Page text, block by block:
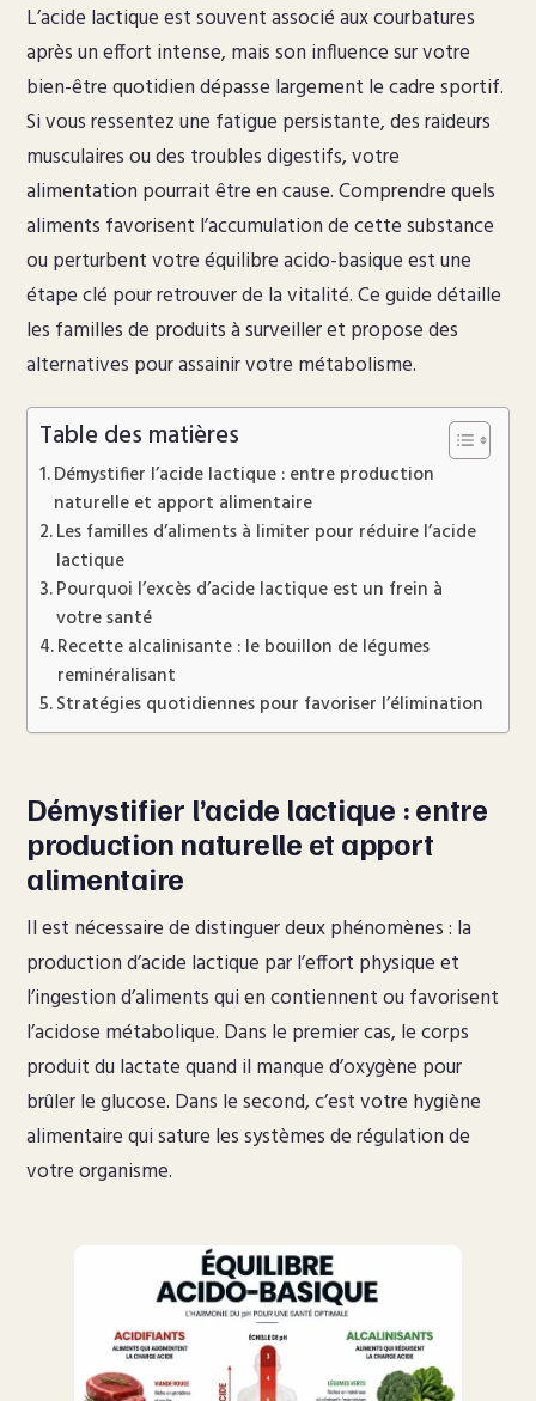
L’acide lactique est souvent associé aux courbatures
après un effort intense, mais son influence sur votre
bien-être quotidien dépasse largement le cadre sportif.
Si vous ressentez une fatigue persistante, des raideurs
musculaires ou des troubles digestifs, votre
alimentation pourrait être en cause. Comprendre quels
aliments favorisent l’accumulation de cette substance
ou perturbent votre équilibre acido-basique est une
étape clé pour retrouver de la vitalité. Ce guide détaille
les familles de produits à surveiller et propose des
alternatives pour assainir votre métabolisme.
Table des matières
Démystifier l’acide lactique : entre production
naturelle et apport alimentaire
Les familles d’aliments à limiter pour réduire l’acide
lactique
Pourquoi l’excès d’acide lactique est un frein à
votre santé
Recette alcalinisante : le bouillon de légumes
reminéralisant
Stratégies quotidiennes pour favoriser l’élimination
Démystifier l’acide lactique : entre
production naturelle et apport
alimentaire
Il est nécessaire de distinguer deux phénomènes : la
production d’acide lactique par l’effort physique et
l’ingestion d’aliments qui en contiennent ou favorisent
l’acidose métabolique. Dans le premier cas, le corps
produit du lactate quand il manque d’oxygène pour
brûler le glucose. Dans le second, c’est votre hygiène
alimentaire qui sature les systèmes de régulation de
votre organisme.